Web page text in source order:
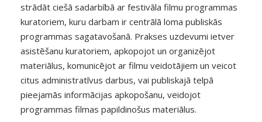
strādāt ciešā sadarbībā ar festivāla filmu programmas
kuratoriem, kuru darbam ir centrālā loma publiskās
programmas sagatavošanā. Prakses uzdevumi ietver
asistēšanu kuratoriem, apkopojot un organizējot
materiālus, komunicējot ar filmu veidotājiem un veicot
citus administratīvus darbus, vai publiskajā telpā
pieejamās informācijas apkopošanu, veidojot
programmas filmas papildinošus materiālus.